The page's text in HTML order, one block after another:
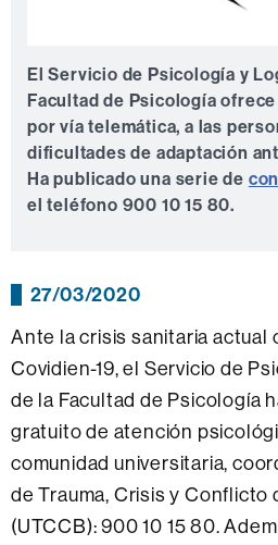
El Servicio de Psicología y
Facultad de Psicología
por vía telemática, a las
dificultades de adaptación
Ha publicado una serie de
el teléfono 900 10 15 80.
27/03/2020
Ante la crisis sanitaria actual
Covidien-19, el Servicio de
de la Facultad de Psicología
gratuito de atención
comunidad universitaria,
de Trauma, Crisis y Conflicto
(UTCCB): 900 10 15 80.